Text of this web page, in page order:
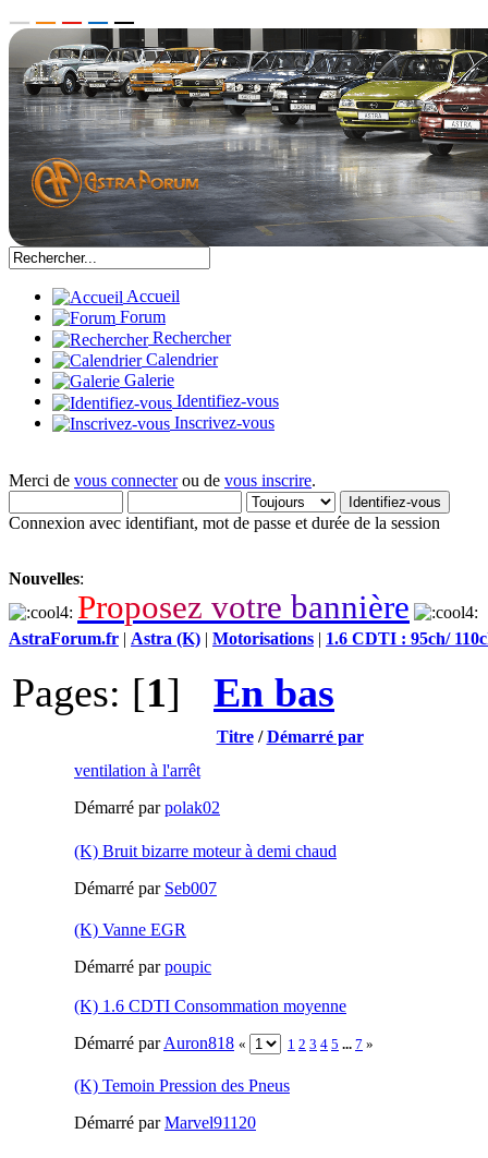
Accueil
Forum
Rechercher
Calendrier
Galerie
Identifiez-vous
Inscrivez-vous
Merci de vous connecterou de vous inscrire.
Connexion avec identifiant, mot de passe et durée de la session
Nouvelles:
Proposez votre bannière
AstraForum.fr | Astra (K) | Motorisations | 1.6 CDTI : 95ch/
Pages: [1] En bas
Titre/Démarré par
ventilation à l'arrêt
Démarré parpolak02
(K) Bruit bizarre moteur à demi chaud
Démarré par Seb007
(K) Vanne EGR
Démarré parpoupic
(K) 1.6 CDTI Consommation moyenne
Démarré parAuron818 « 1 2 3 4 5 ... 7 »
(K) Temoin Pression des Pneus
Démarré parMarvel91120